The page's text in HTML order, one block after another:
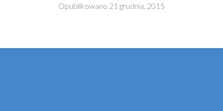
Opublikowano 21 grudnia, 2015